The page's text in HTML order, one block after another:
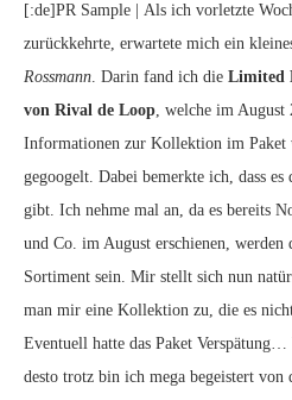
[:de]PR Sample | Als ich vorletzte
zurückkehrte, erwartete mich ein
Rossmann. Darin fand ich die Limited
von Rival de Loop, welche im August
Informationen zur Kollektion im Paket
gegoogelt. Dabei bemerkte ich, dass
gibt. Ich nehme mal an, da es bereits
und Co. im August erschienen, werden
Sortiment sein. Mir stellt sich nun
man mir eine Kollektion zu, die es
Eventuell hatte das Paket
desto trotz bin ich mega begeistert von